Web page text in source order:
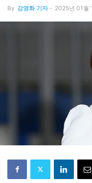
By 강영화 기자 - 2025년 01월